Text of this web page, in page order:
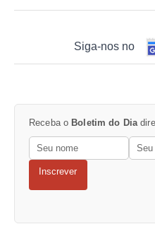
Siga-nos no
Receba o Boletim do Dia
Inscrever